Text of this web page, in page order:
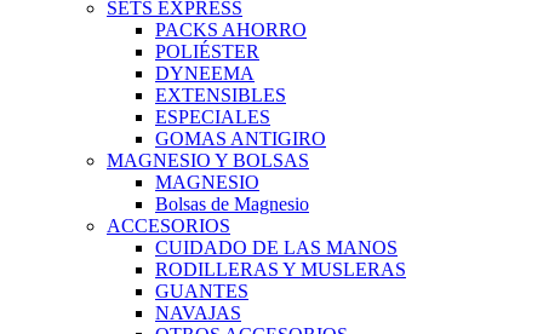
SETS EXPRESS
PACKS AHORRO
POLIÉSTER
DYNEEMA
EXTENSIBLES
ESPECIALES
GOMAS ANTIGIRO
MAGNESIO Y BOLSAS
MAGNESIO
Bolsas de Magnesio
ACCESORIOS
CUIDADO DE LAS MANOS
RODILLERAS Y MUSLERAS
GUANTES
NAVAJAS